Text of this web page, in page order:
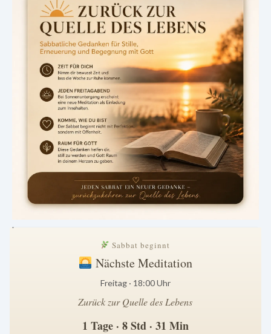
.
Sabbat beginnt
Nächste Meditation
Freitag · 18:00 Uhr
Zurück zur Quelle des Lebens
1 Tage · 8 Std · 31 Min